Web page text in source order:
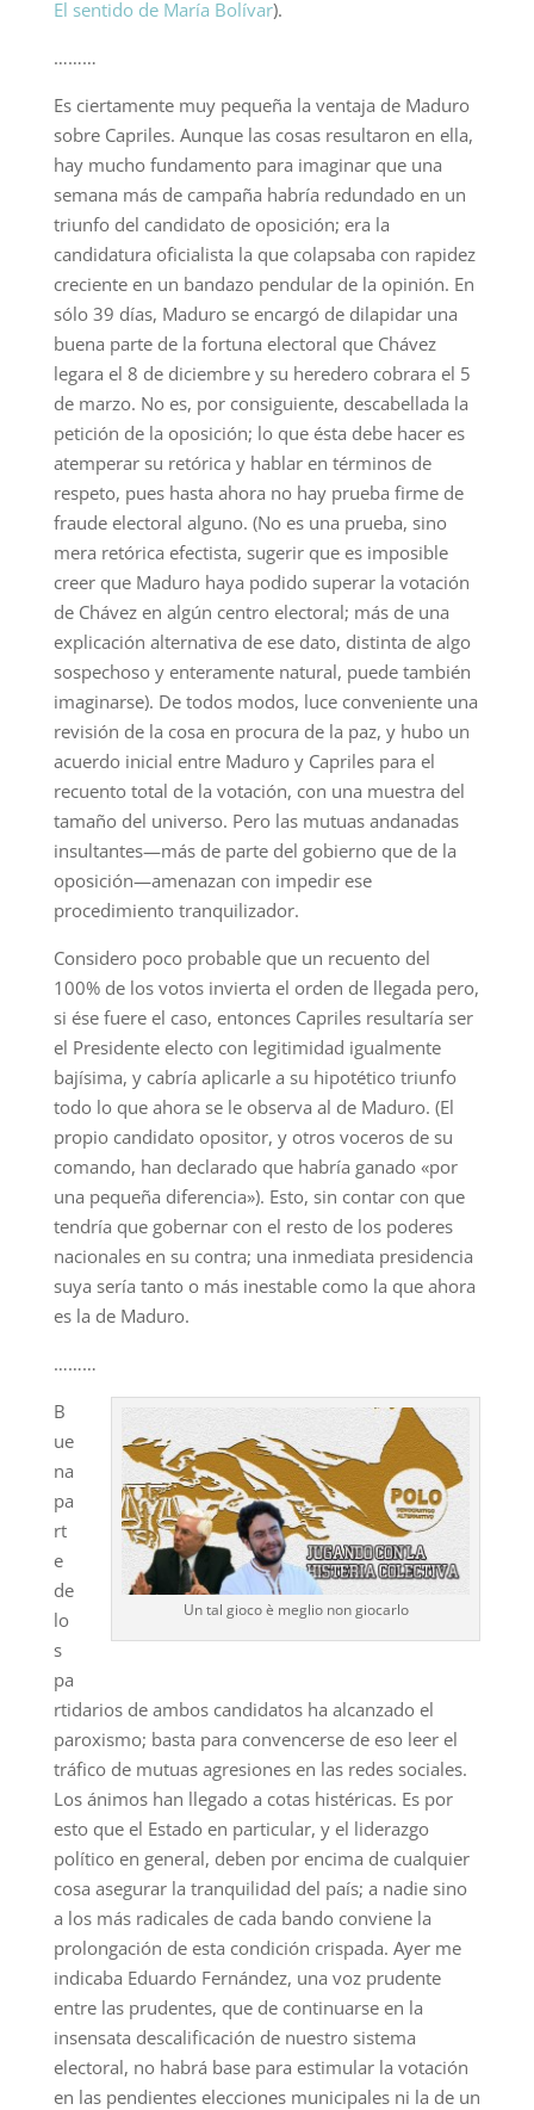
El sentido de María Bolívar).
………
Es ciertamente muy pequeña la ventaja de Maduro
sobre Capriles. Aunque las cosas resultaron en ella,
hay mucho fundamento para imaginar que una
semana más de campaña habría redundado en un
triunfo del candidato de oposición; era la
candidatura oficialista la que colapsaba con rapidez
creciente en un bandazo pendular de la opinión. En
sólo 39 días, Maduro se encargó de dilapidar una
buena parte de la fortuna electoral que Chávez
legara el 8 de diciembre y su heredero cobrara el 5
de marzo. No es, por consiguiente, descabellada la
petición de la oposición; lo que ésta debe hacer es
atemperar su retórica y hablar en términos de
respeto, pues hasta ahora no hay prueba firme de
fraude electoral alguno. (No es una prueba, sino
mera retórica efectista, sugerir que es imposible
creer que Maduro haya podido superar la votación
de Chávez en algún centro electoral; más de una
explicación alternativa de ese dato, distinta de algo
sospechoso y enteramente natural, puede también
imaginarse). De todos modos, luce conveniente una
revisión de la cosa en procura de la paz, y hubo un
acuerdo inicial entre Maduro y Capriles para el
recuento total de la votación, con una muestra del
tamaño del universo. Pero las mutuas andanadas
insultantes—más de parte del gobierno que de la
oposición—amenazan con impedir ese
procedimiento tranquilizador.
Considero poco probable que un recuento del
100% de los votos invierta el orden de llegada pero,
si ése fuere el caso, entonces Capriles resultaría ser
el Presidente electo con legitimidad igualmente
bajísima, y cabría aplicarle a su hipotético triunfo
todo lo que ahora se le observa al de Maduro. (El
propio candidato opositor, y otros voceros de su
comando, han declarado que habría ganado «por
una pequeña diferencia»). Esto, sin contar con que
tendría que gobernar con el resto de los poderes
nacionales en su contra; una inmediata presidencia
suya sería tanto o más inestable como la que ahora
es la de Maduro.
………
Un tal gioco è meglio non giocarlo
B
ue
na
pa
rt
e
de
lo
s
pa
rtidarios de ambos candidatos ha alcanzado el
paroxismo; basta para convencerse de eso leer el
tráfico de mutuas agresiones en las redes sociales.
Los ánimos han llegado a cotas histéricas. Es por
esto que el Estado en particular, y el liderazgo
político en general, deben por encima de cualquier
cosa asegurar la tranquilidad del país; a nadie sino
a los más radicales de cada bando conviene la
prolongación de esta condición crispada. Ayer me
indicaba Eduardo Fernández, una voz prudente
entre las prudentes, que de continuarse en la
insensata descalificación de nuestro sistema
electoral, no habrá base para estimular la votación
en las pendientes elecciones municipales ni la de un